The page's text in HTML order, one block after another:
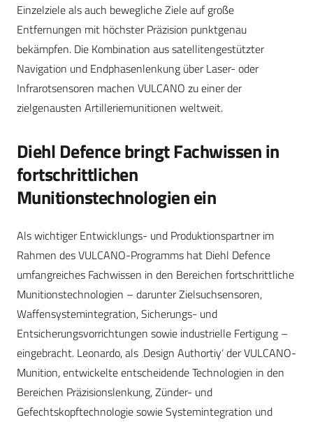
Einzelziele als auch bewegliche Ziele auf große
Entfernungen mit höchster Präzision punktgenau
bekämpfen. Die Kombination aus satellitengestützter
Navigation und Endphasenlenkung über Laser- oder
Infrarotsensoren machen VULCANO zu einer der
zielgenausten Artilleriemunitionen weltweit.
Diehl Defence bringt Fachwissen in
fortschrittlichen
Munitionstechnologien ein
Als wichtiger Entwicklungs- und Produktionspartner im
Rahmen des VULCANO-Programms hat Diehl Defence
umfangreiches Fachwissen in den Bereichen fortschrittliche
Munitionstechnologien – darunter Zielsuchsensoren,
Waffensystemintegration, Sicherungs- und
Entsicherungsvorrichtungen sowie industrielle Fertigung –
eingebracht. Leonardo, als ‚Design Authortiy‘ der VULCANO-
Munition, entwickelte entscheidende Technologien in den
Bereichen Präzisionslenkung, Zünder- und
Gefechtskopftechnologie sowie Systemintegration und